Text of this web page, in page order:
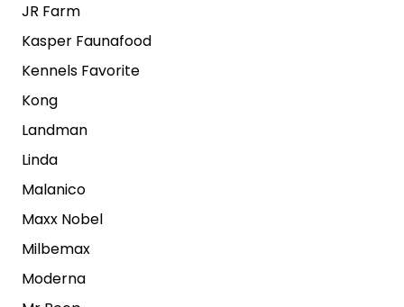
JR Farm
Kasper Faunafood
Kennels Favorite
Kong
Landman
Linda
Malanico
Maxx Nobel
Milbemax
Moderna